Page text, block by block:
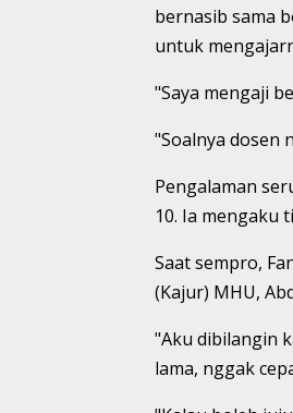
bernasib sama
untuk
"Saya mengaji
"Soalnya dosen
Pengalaman
10. Ia mengaku
Saat sempro,
(Kajur) MHU,
"Aku dibilangin
lama, nggak